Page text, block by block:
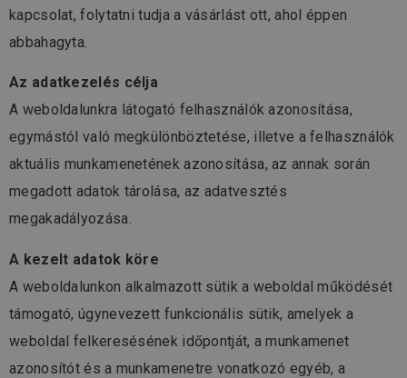
kapcsolat, folytatni tudja a vásárlást ott, ahol éppen
abbahagyta.
Az adatkezelés célja
A weboldalunkra látogató felhasználók azonosítása,
egymástól való megkülönböztetése, illetve a felhasználók
aktuális munkamenetének azonosítása, az annak során
megadott adatok tárolása, az adatvesztés
megakadályozása.
A kezelt adatok köre
A weboldalunkon alkalmazott sütik a weboldal működését
támogató, úgynevezett funkcionális sütik, amelyek a
weboldal felkeresésének időpontját, a munkamenet
azonosítót és a munkamenetre vonatkozó egyéb, a